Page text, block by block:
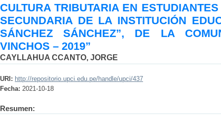
CULTURA TRIBUTARIA EN
SECUNDARIA DE LA INSTITUCIÓN
SÁNCHEZ SÁNCHEZ”, DE LA
VINCHOS – 2019”
CAYLLAHUA CCANTO, JORGE
URI: http://repositorio.upci.edu.pe/handle/upci/437
Fecha: 2021-10-18
Resumen: